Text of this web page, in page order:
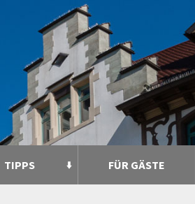
TIPPS FÜR GÄSTE